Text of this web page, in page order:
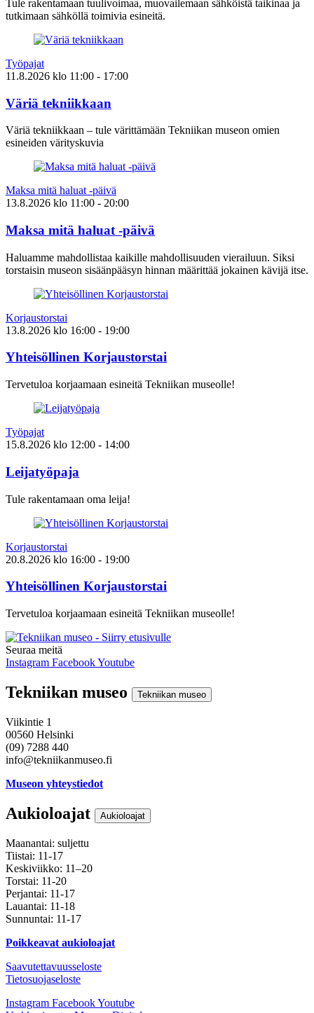
Tule rakentamaan tuulivoimaa, muovailemaan sähköistä taikinaa ja
tutkimaan sähköllä toimivia esineitä.
Työpajat
11.8.2026 klo 11:00 - 17:00
Väriä tekniikkaan
Väriä tekniikkaan – tule värittämään Tekniikan museon omien
esineiden värityskuvia
Maksa mitä haluat -päivä
13.8.2026 klo 11:00 - 20:00
Maksa mitä haluat -päivä
Haluamme mahdollistaa kaikille mahdollisuuden vierailuun. Siksi
torstaisin museon sisäänpääsyn hinnan määrittää jokainen kävijä itse.
Korjaustorstai
13.8.2026 klo 16:00 - 19:00
Yhteisöllinen Korjaustorstai
Tervetuloa korjaamaan esineitä Tekniikan museolle!
Työpajat
15.8.2026 klo 12:00 - 14:00
Leijatyöpaja
Tule rakentamaan oma leija!
Korjaustorstai
20.8.2026 klo 16:00 - 19:00
Yhteisöllinen Korjaustorstai
Tervetuloa korjaamaan esineitä Tekniikan museolle!
Seuraa meitä
Instagram FacebookYoutube
Tekniikan museo Tekniikan museo
Viikintie 1
00560 Helsinki
(09) 7288 440
info@tekniikanmuseo.fi
Museon yhteystiedot
Aukioloajat Aukioloajat
Maanantai: suljettu
Tiistai: 11-17
Keskiviikko: 11–20
Torstai: 11-20
Perjantai: 11-17
Lauantai: 11-18
Sunnuntai: 11-17
Poikkeavat aukioloajat
Saavutettavuusseloste
Tietosuojaseloste
Instagram FacebookYoutube